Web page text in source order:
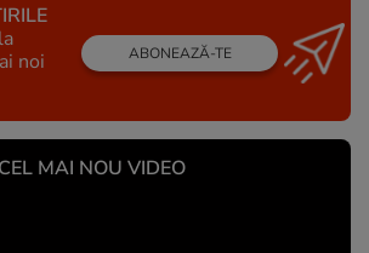
noi
ABONEAZĂ-TE
MAI NOU VIDEO